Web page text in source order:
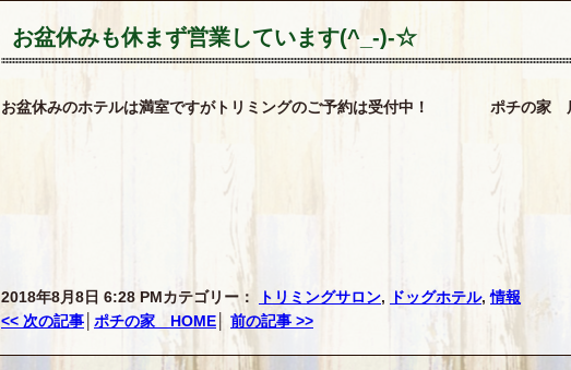
お盆休みも休まず営業しています(^_-)-☆
お盆休みのホテルは満室ですがトリミングのご予約は受付中！ ポチの家
2018年8月8日 6:28 PMカテゴリー： トリミングサロン, ドッグホテル,情報
<< 次の記事 ポチの家 HOME 前の記事 >>